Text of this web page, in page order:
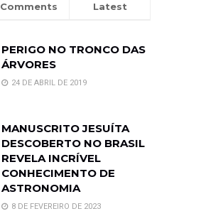
Comments Latest
PERIGO NO TRONCO DAS
ÁRVORES
24 DE ABRIL DE 2019
MANUSCRITO JESUÍTA
DESCOBERTO NO BRASIL
REVELA INCRÍVEL
CONHECIMENTO DE
ASTRONOMIA
8 DE FEVEREIRO DE 2023